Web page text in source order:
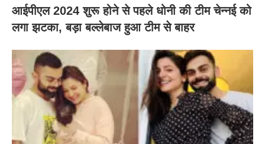
आईपीएल 2024 शुरू होने से पहले धोनी की टीम चेन्नई को
लगा झटका, बड़ा बल्लेबाज हुआ टीम से बाहर